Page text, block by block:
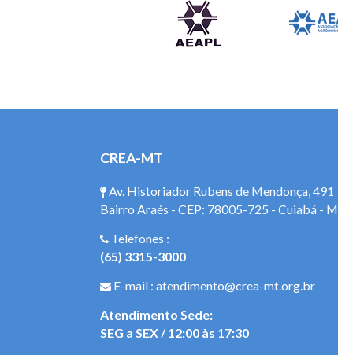
CREA-MT
Av. Historiador Rubens de Mendonça, 491
Bairro Araés - CEP: 78005-725 - Cuiabá -
Telefones :
(65) 3315-3000
E-mail : atendimento@crea-mt.org.br
Atendimento Sede:
SEG a SEX / 12:00 às 17:30